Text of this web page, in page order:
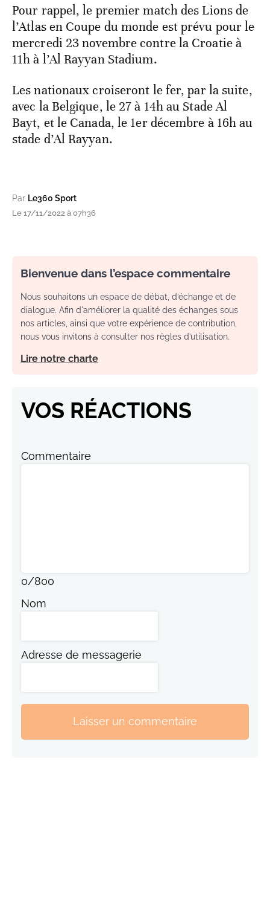
Pour rappel, le premier match des Lions de
l’Atlas en Coupe du monde est prévu pour le
mercredi 23 novembre contre la Croatie à
11h à l’Al Rayyan Stadium.
Les nationaux croiseront le fer, par la suite,
avec la Belgique, le 27 à 14h au Stade Al
Bayt, et le Canada, le 1er décembre à 16h au
stade d’Al Rayyan.
Par Le360 Sport
Le 17/11/2022 à 07h36
Bienvenue dans l’espace commentaire
Nous souhaitons un espace de débat, d’échange et de
dialogue. Afin d'améliorer la qualité des échanges sous
nos articles, ainsi que votre expérience de contribution,
nous vous invitons à consulter nos règles d’utilisation.
Lire notre charte
VOS RÉACTIONS
Commentaire
0/800
Nom
Adresse de messagerie
Laisser un commentaire